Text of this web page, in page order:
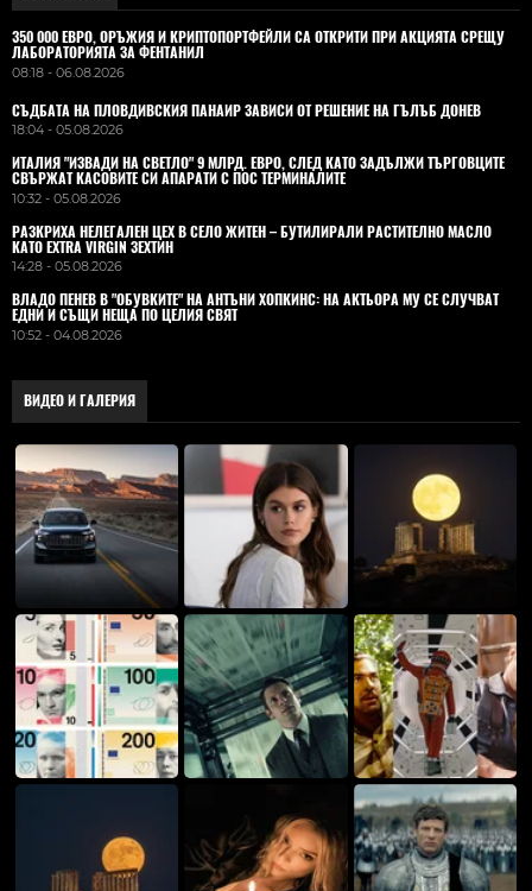
350 000 ЕВРО, ОРЪЖИЯ И КРИПТОПОРТФЕЙЛИ СА ОТКРИТИ ПРИ АКЦИЯТА СРЕЩУ
ЛАБОРАТОРИЯТА ЗА ФЕНТАНИЛ
08:18 - 06.08.2026
СЪДБАТА НА ПЛОВДИВСКИЯ ПАНАИР ЗАВИСИ ОТ РЕШЕНИЕ НА ГЪЛЪБ ДОНЕВ
18:04 - 05.08.2026
ИТАЛИЯ "ИЗВАДИ НА СВЕТЛО" 9 МЛРД. ЕВРО, СЛЕД КАТО ЗАДЪЛЖИ ТЪРГОВЦИТЕ
СВЪРЖАТ КАСОВИТЕ СИ АПАРАТИ С ПОС ТЕРМИНАЛИТЕ
10:32 - 05.08.2026
РАЗКРИХА НЕЛЕГАЛЕН ЦЕХ В СЕЛО ЖИТЕН – БУТИЛИРАЛИ РАСТИТЕЛНО МАСЛО
КАТО EXTRA VIRGIN ЗЕХТИН
14:28 - 05.08.2026
ВЛАДO ПЕНЕВ В "ОБУВКИТЕ" НА АНТЪНИ ХОПКИНС: НА АКТЬОРА МУ СЕ СЛУЧВАТ
ЕДНИ И СЪЩИ НЕЩА ПО ЦЕЛИЯ СВЯТ
10:52 - 04.08.2026
ВИДЕО И ГАЛЕРИЯ